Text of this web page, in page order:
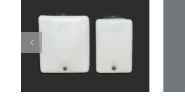
Στενές δεξαμενές